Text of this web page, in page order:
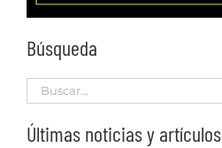
Búsqueda
Search
for:
Últimas noticias y artículos